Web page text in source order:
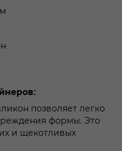
позволяет легко
формы. Это
и щекотливых